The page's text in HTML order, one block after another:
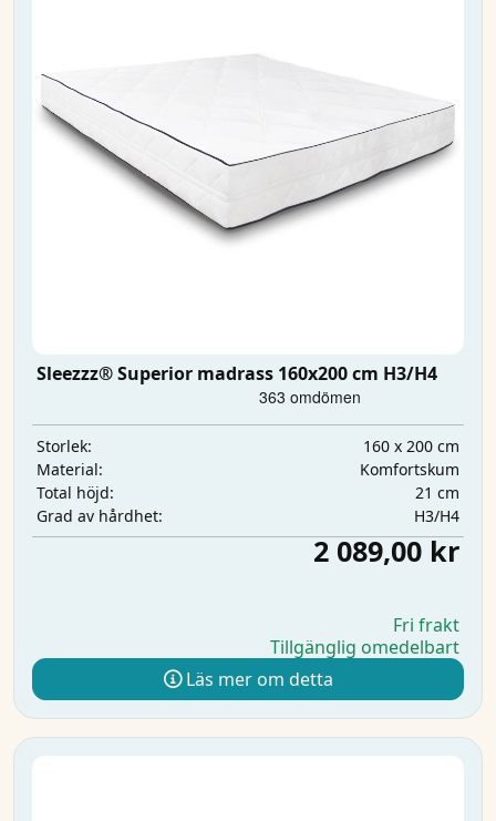
Sleezzz® Superior madrass 160x200 cm H3/H4
Storlek:
160 x 200 cm
Material:
Komfortskum
Total höjd:
21 cm
Grad av hårdhet:
H3/H4
2 089,00 kr
Fri frakt
Tillgänglig omedelbart
Läs mer om detta